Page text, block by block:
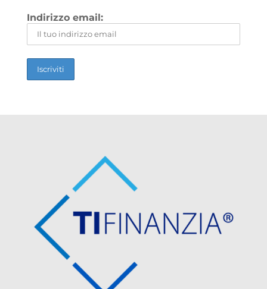
Indirizzo email: